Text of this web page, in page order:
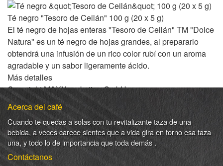
Té negro "Tesoro de Ceilán" 100 g (20 x 5 g)
El té negro de hojas enteras "Tesoro de Ceilán" TM "Dolce
Natura" es un té negro de hojas grandes, al prepararlo
obtendrá una infusión de un rico color rubí con un aroma
agradable y un sabor ligeramente ácido.
Más detalles
Copyright MAXXmarketing GmbH
JoomShopping Descarga y soporte
Acerca del café
Cuandote quedasa solascon turevitalizantetaza de una
bebida, a vecescarecesientesqueavidagira en tornoesataza
una, ytodo lode importanciaque toda demás .
Contáctanos